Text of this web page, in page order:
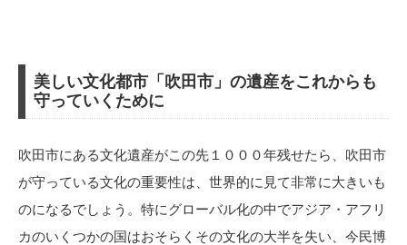
美しい文化都市「吹田市」の遺産をこれからも
守っていくために
吹田市にある文化遺産がこの先１０００年残せたら、吹田市
が守っている文化の重要性は、世界的に見て非常に大きいも
のになるでしょう。特にグローバル化の中でアジア・アフリ
カのいくつかの国はおそらくその文化の大半を失い、今民博